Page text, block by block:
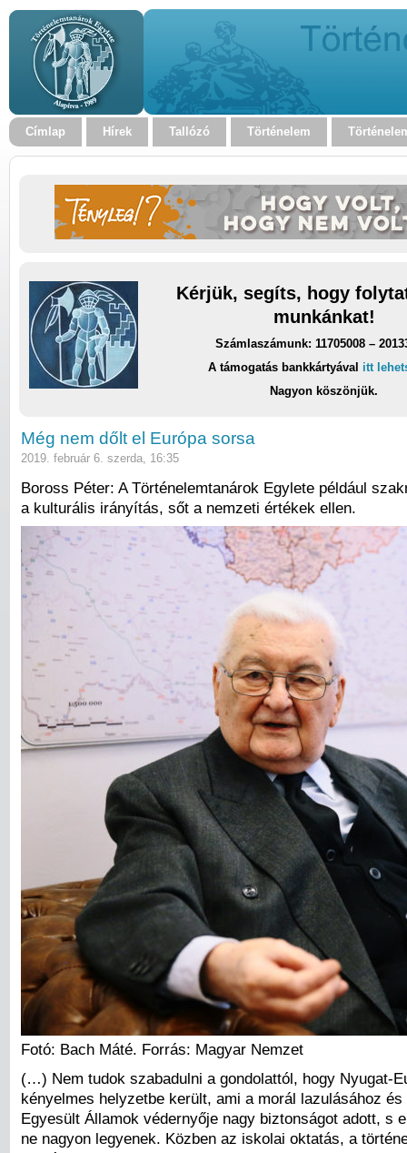
Címlap Hírek Tallózó Történelem
Kérjük, segíts, hogy
munkánkat!
Számlaszámunk: 11705008 –
A támogatás bankkártyával itt
Nagyon köszönjük.
Még nem dőlt el Európa sorsa
2019. február 6. szerda, 16:35
Boross Péter: A Történelemtanárok Egylete például
a kulturális irányítás, sőt a nemzeti értékek ellen.
Fotó: Bach Máté. Forrás: Magyar Nemzet
(…) Nem tudok szabadulni a gondolattól, hogy Nyugat-
kényelmes helyzetbe került, ami a morál lazulásához
Egyesült Államok védernyője nagy biztonságot adott, s
ne nagyon legyenek. Közben az iskolai oktatás, a